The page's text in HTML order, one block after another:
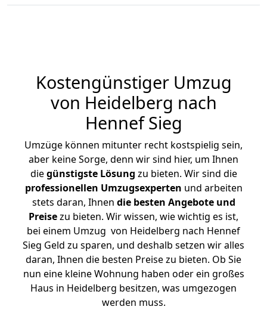
Kostengünstiger Umzug
von Heidelberg nach
Hennef Sieg
Umzüge können mitunter recht kostspielig sein,
aber keine Sorge, denn wir sind hier, um Ihnen
diegünstigste Lösung zu bieten. Wir sind die
professionellen Umzugsexperten und arbeiten
stets daran, Ihnen die besten Angebote und
Preisezu bieten. Wir wissen, wie wichtig es ist,
bei einem Umzug von Heidelberg nach Hennef
Sieg Geld zu sparen, und deshalb setzen wir alles
daran, Ihnen die besten Preise zu bieten. Ob Sie
nun eine kleine Wohnung haben oder ein großes
Haus in Heidelberg besitzen, was umgezogen
werden muss.